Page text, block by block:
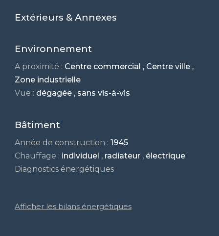
Extérieurs & Annexes
Environnement
A proximité : Centre commercial , Centre ville ,
Zone industrielle
Vue : dégagée , sans vis-à-vis
Bâtiment
Année de construction : 1945
Chauffage : individuel , radiateur , électrique
Diagnostics énergétiques
Afficher les bilans énergétiques